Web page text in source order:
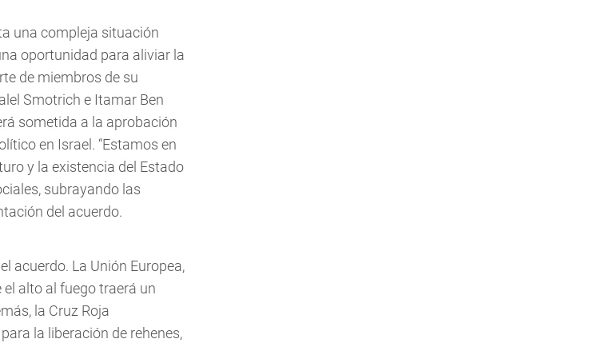
una compleja situación
oportunidad para aliviar la
de miembros de su
Smotrich e Itamar Ben
sometida a la aprobación
en Israel. “Estamos en
y la existencia del Estado
subrayando las
del acuerdo.
acuerdo. La Unión Europea,
alto al fuego traerá un
la Cruz Roja
la liberación de rehenes,